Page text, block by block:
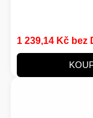
1 239,14 Kč bez